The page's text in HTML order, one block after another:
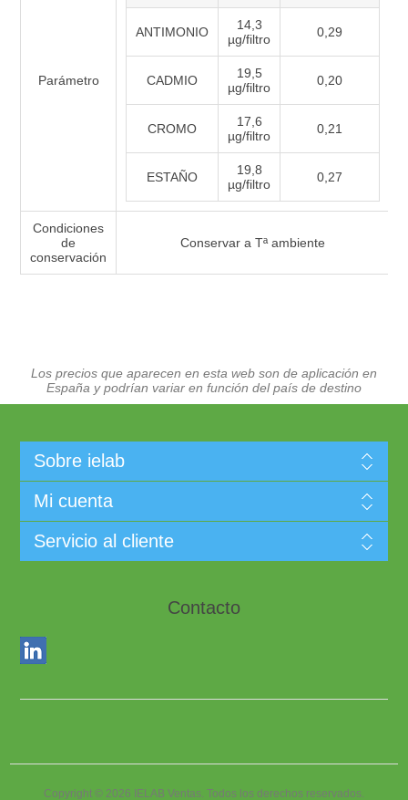
Parámetro
ANTIMONIO
14,3
µg/filtro
0,29
CADMIO
19,5
µg/filtro
0,20
CROMO
17,6
µg/filtro
0,21
ESTAÑO
19,8
µg/filtro
0,27
Condiciones
de
conservación
Conservar a Tª ambiente
Los precios que aparecen en esta web son de aplicación en
España y podrían variar en función del país de destino
Sobre ielab
Mi cuenta
Servicio al cliente
Contacto
Copyright © 2026 IELAB Ventas. Todos los derechos reservados.